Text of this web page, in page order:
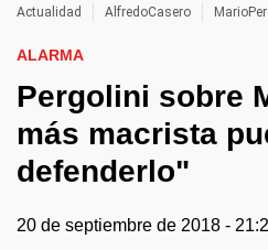
Actualidad AlfredoCasero
ALARMA
Pergolini sobre
más macrista
defenderlo"
20 de septiembre de 2018 -